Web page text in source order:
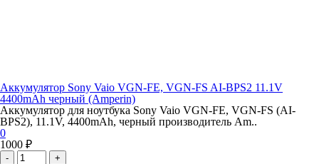
Аккумулятор Sony Vaio VGN-FE, VGN-FS AI-BPS2 11.1V
4400mAh черный (Amperin)
Аккумулятор для ноутбука Sony Vaio VGN-FE, VGN-FS (AI-
BPS2), 11.1V, 4400mAh, черный производитель Am..
0
1000 ₽
- +